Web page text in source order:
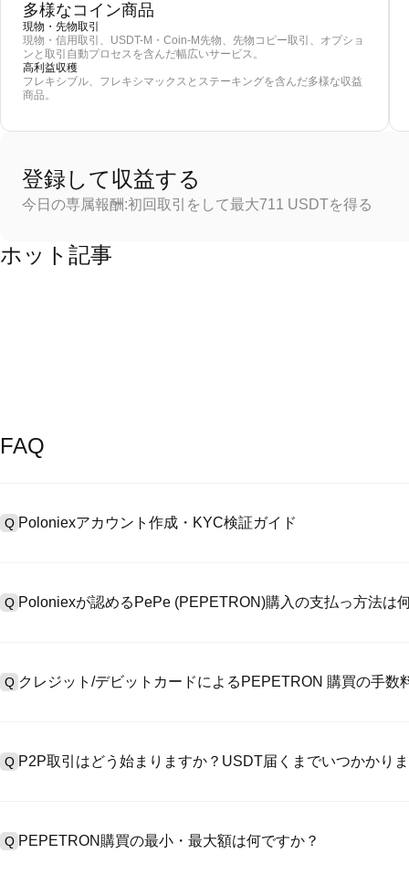
多様なコイン商品
現物・先物取引
現物・信用取引、USDT-M・Coin-M先物、先物コピー取引、オプショ
ンと取引自動プロセスを含んだ幅広いサービス。
高利益収穫
フレキシブル、フレキシマックスとステーキングを含んだ多様な収益
商品。
登録して収益する
今日の専属報酬:初回取引をして最大711 USDTを得る
ホット記事
FAQ
Q Poloniexアカウント作成・KYC検証ガイド
>「安全性」へ有効ID証明をアップし、自撮りしてKYC検証を完成
Q Poloniexが認めるPePe (PEPETRON)購入の支払っ方法は
入金）（プロセス1～3営業日かかる）;4）$100,000超えた大額売
Q クレジット/デビットカードによるPEPETRON 購買の手数
には基準現物取引手数料（0.05%まで低く）が必要です。
Q P2P取引はどう始まりますか？USDT届くまでいつかかり
第に、決済は通常15分～2時間かかります。
Q PEPETRON購買の最小・最大額は何ですか？